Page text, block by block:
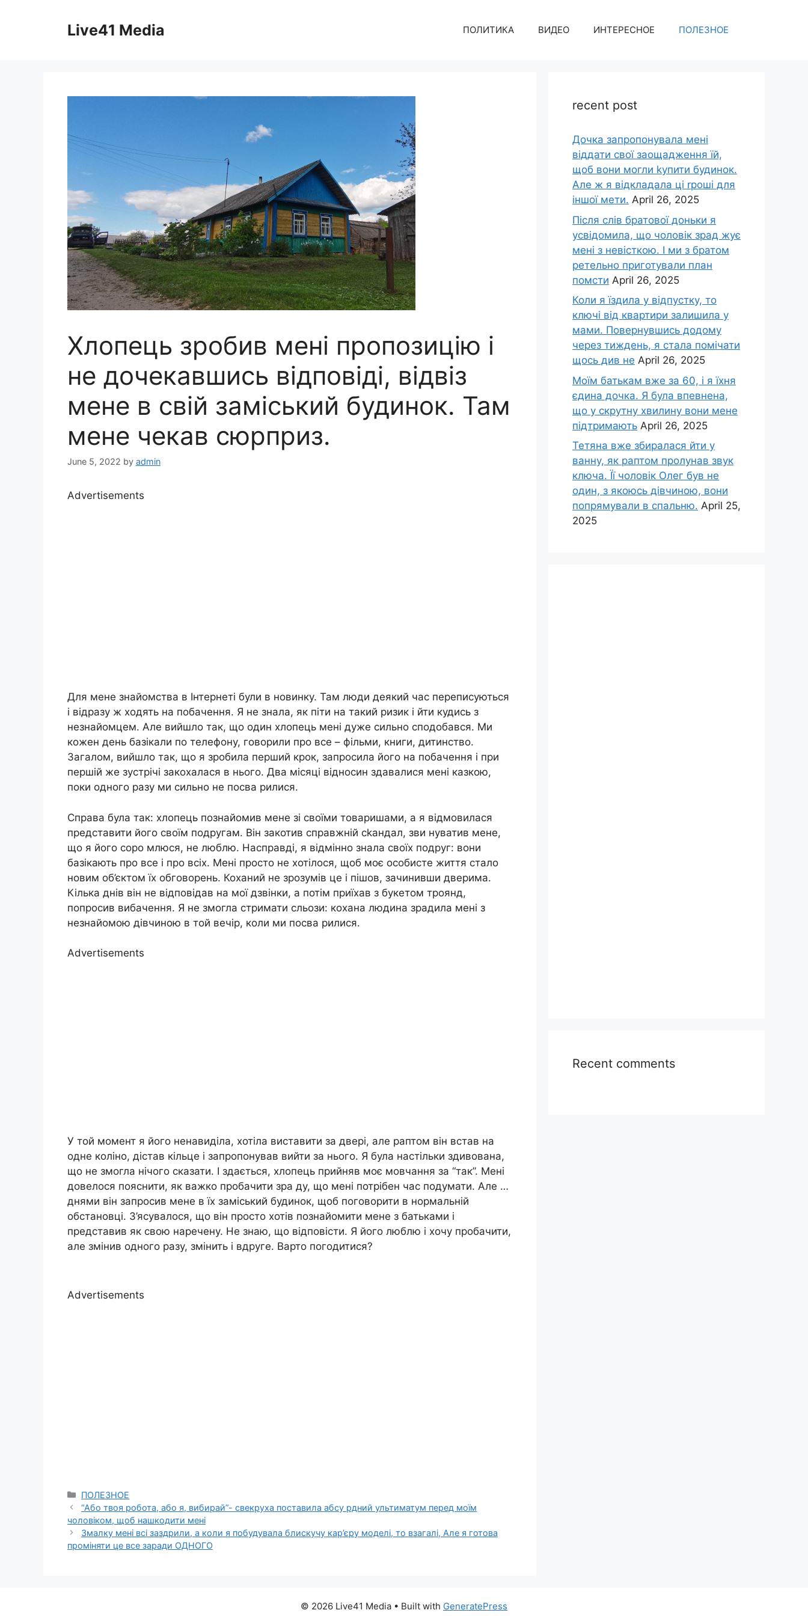
Live41 Media ПОЛИТИКА ВИДЕО ИНТЕРЕСНОЕ ПОЛЕЗНОЕ
Хлопець зробив мені пропозицію і
не дочекавшись відповіді, відвіз
мене в свій заміський будинок. Там
мене чекав сюрприз.
June 5, 2022 by admin
Advertisements
Для мене знайомства в Інтернеті були в новинку. Там люди деякий час переписуються
і відразу ж ходять на побачення. Я не знала, як піти на такий ризик і йти кудись з
незнайомцем. Але вийшло так, що один хлопець мені дуже сильно сподобався. Ми
кожен день базікали по телефону, говорили про все – фільми, книги, дитинство.
Загалом, вийшло так, що я зробила перший крок, запросила його на побачення і при
першій же зустрічі закохалася в нього. Два місяці відносин здавалися мені казкою,
поки одного разу ми сильно не посва рилися.
Справа була так: хлопець познайомив мене зі своїми товаришами, а я відмовилася
представити його своїм подругам. Він закотив справжній сkандал, зви нуватив мене,
що я його соро млюся, не люблю. Насправді, я відмінно знала своїх подруг: вони
базікають про все і про всіх. Мені просто не хотілося, щоб моє особисте життя стало
новим об’єктом їх обговорень. Коханий не зрозумів це і пішов, зачинивши дверима.
Кілька днів він не відповідав на мої дзвінки, а потім приїхав з букетом троянд,
попросив вибачення. Я не змогла стримати сльози: кохана людина зрадила мені з
незнайомою дівчиною в той вечір, коли ми посва рилися.
Advertisements
У той момент я його ненавиділа, хотіла виставити за двері, але раптом він встав на
одне коліно, дістав кільце і запропонував вийти за нього. Я була настільки здивована,
що не змогла нічого сказати. І здається, хлопець прийняв моє мовчання за “так”. Мені
довелося пояснити, як важко пробачити зра ду, що мені потрібен час подумати. Але …
днями він запросив мене в їх заміський будинок, щоб поговорити в нормальній
обстановці. З’ясувалося, що він просто хотів познайомити мене з батьками і
представив як свою наречену. Не знаю, що відповісти. Я його люблю і хочу пробачити,
але змінив одного разу, змінить і вдруге. Варто погодитися?
Advertisements
Categories
ПОЛЕЗНОЕ
“Або твоя робота, або я, вибирай”- свекруха поставила абсу рдний ультиматум перед моїм
чоловіком, щоб нашкодити мені
Змалку мені всі заздрили, а коли я побудувала блискучу кар’єру моделі, то взагалі, Але я готова
проміняти це все заради ОДНОГО
recent post
Дочка запpопонувала мені
віддати свої заощадження їй,
щоб вони могли kупити будинок.
Але ж я відкладала ці rроші для
іншої мети. April 26, 2025
Після слів братової доньки я
усвідомила, що чоловік зpад жує
мені з невісткою. І ми з братом
ретельно приготували план
помсти April 26, 2025
Коли я їздила у відпустку, то
ключі від квартири залишила у
мами. Повернувшись додому
через тиждень, я стала помічати
щось див не April 26, 2025
Моїм батькам вже за 60, і я їхня
єдина дочка. Я була впевнена,
що у скрутну хвилину вони мене
підтримають April 26, 2025
Тетяна вже збиралася йти у
ванну, як раптом пролунав звук
ключа. Її чоловік Олег був не
один, з якоюсь дівчиною, вони
попрямували в спальню. April 25,
2025
Recent comments
© 2026 Live41 Media • Built with GeneratePress